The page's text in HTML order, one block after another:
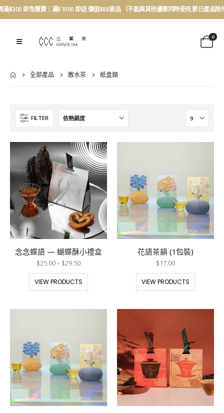
滿$300 即免運費｜滿$1000 即送 價值$88貨品 （不能與其他優惠同時使用,節日產品除
0
全部產品 散水茶 紙盒類
FILTER
念念蝶語 — 蝴蝶酥小禮盒
$25.00– $29.50
VIEW PRODUCTS
花語茶韻 (1包裝)
$17.00
VIEW PRODUCTS